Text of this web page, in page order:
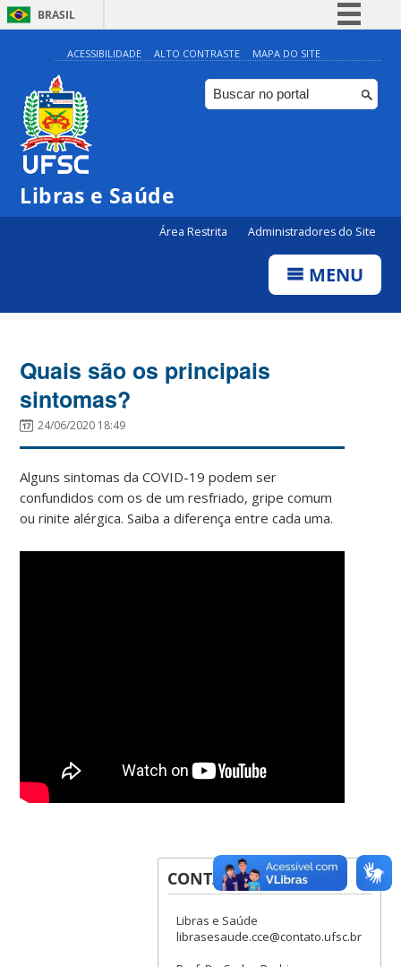
BRASIL
Simplifique!
Comunica BR
Participe
ACESSIBILIDADE ALTO CONTRASTE MAPA DO SITE
Libras e Saúde
Área Restrita Administradores do Site
MENU
Quais são os principais
sintomas?
24/06/2020 18:49
Alguns sintomas da COVID-19 podem ser
confundidos com os de um resfriado, gripe comum
ou rinite alérgica. Saiba a diferença entre cada uma.
CONTATOS
Libras e Saúde
librasesaude.cce@contato.ufsc.br